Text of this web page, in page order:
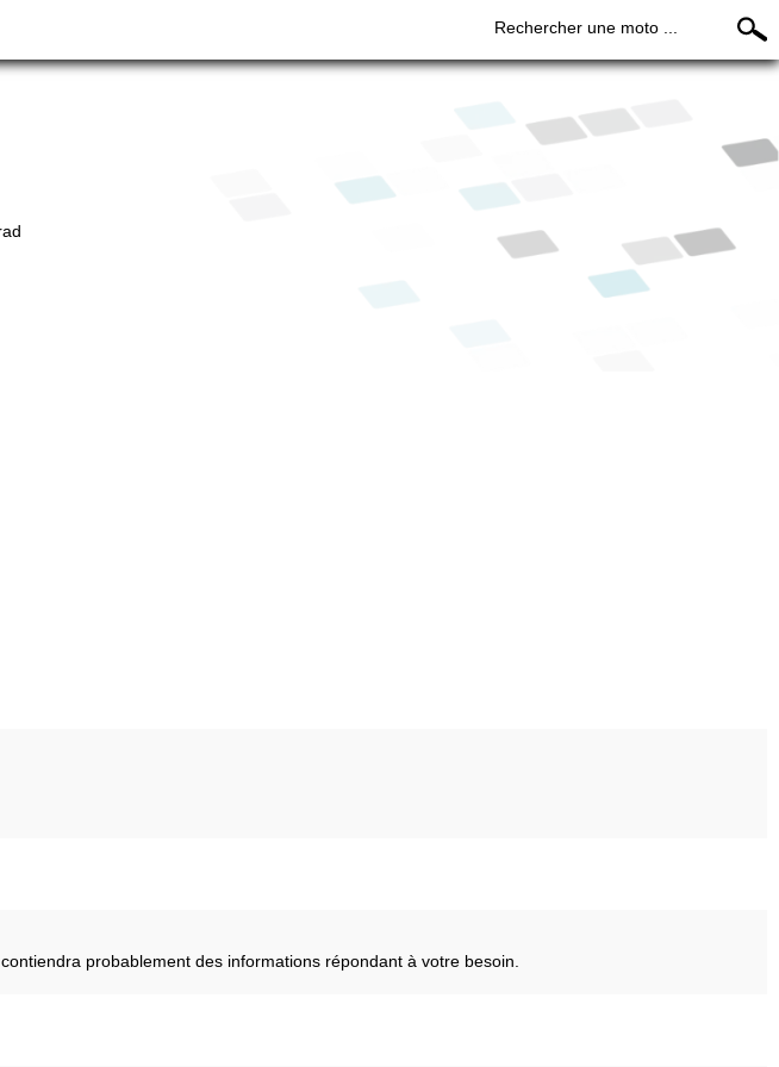
Rechercher une moto ...
contiendra probablement des informations répondant à votre besoin.